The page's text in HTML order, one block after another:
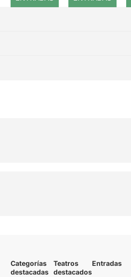
Categorías
destacadas
Teatros
destacados
Entradas